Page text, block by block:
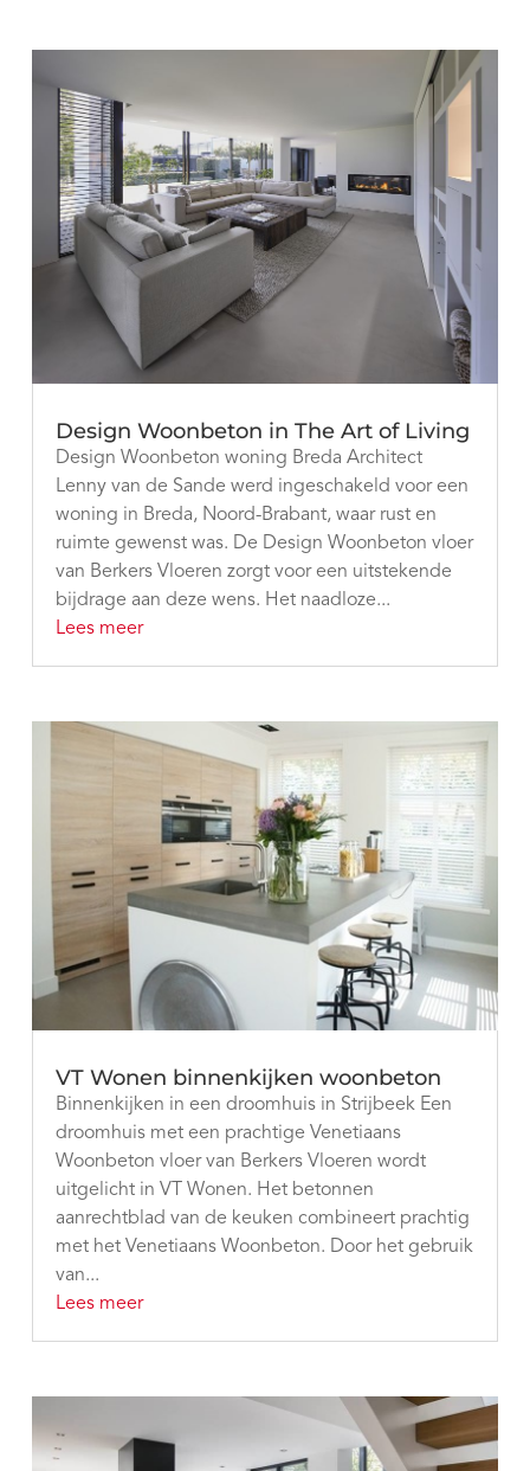
Design Woonbeton in The Art of Living
Design Woonbeton woning Breda Architect
Lenny van de Sande werd ingeschakeld voor een
woning in Breda, Noord-Brabant, waar rust en
ruimte gewenst was. De Design Woonbeton vloer
van Berkers Vloeren zorgt voor een uitstekende
bijdrage aan deze wens. Het naadloze...
Lees meer
VT Wonen binnenkijken woonbeton
Binnenkijken in een droomhuis in Strijbeek Een
droomhuis met een prachtige Venetiaans
Woonbeton vloer van Berkers Vloeren wordt
uitgelicht in VT Wonen. Het betonnen
aanrechtblad van de keuken combineert prachtig
met het Venetiaans Woonbeton. Door het gebruik
van...
Lees meer